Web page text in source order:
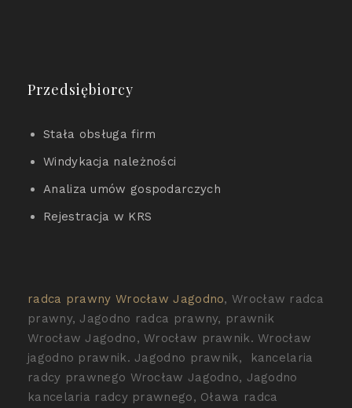
Przedsiębiorcy
Stała obsługa firm
Windykacja należności
Analiza umów gospodarczych
Rejestracja w KRS
radca prawny Wrocław Jagodno, Wrocław radca
prawny, Jagodno radca prawny, prawnik
Wrocław Jagodno, Wrocław prawnik. Wrocław
jagodno prawnik. Jagodno prawnik, kancelaria
radcy prawnego Wrocław Jagodno, Jagodno
kancelaria radcy prawnego, Oława radca